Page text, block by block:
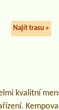
Najít trasu »
kvalitní